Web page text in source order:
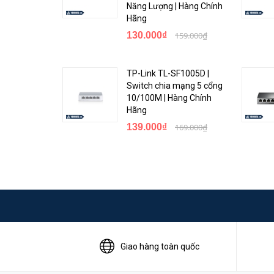
điện năng tiêu thụ, mang đến một giải pháp thân thiện
Năng Lượng | Hàng Chính
Hãng
130.000₫ 159.000₫
TP-Link TL-SF1005D |
Switch chia mạng 5 cổng
10/100M | Hàng Chính
Hãng
139.000₫ 169.000₫
Giao hàng toàn quốc